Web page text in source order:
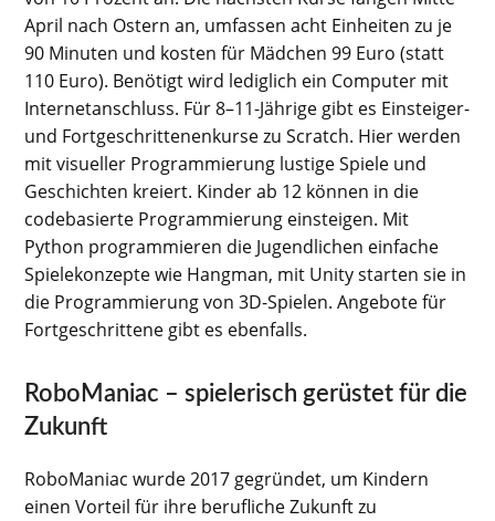
April nach Ostern an, umfassen acht Einheiten zu je
90 Minuten und kosten für Mädchen 99 Euro (statt
110 Euro). Benötigt wird lediglich ein Computer mit
Internetanschluss. Für 8–11-Jährige gibt es Einsteiger-
und Fortgeschrittenenkurse zu Scratch. Hier werden
mit visueller Programmierung lustige Spiele und
Geschichten kreiert. Kinder ab 12 können in die
codebasierte Programmierung einsteigen. Mit
Python programmieren die Jugendlichen einfache
Spielekonzepte wie Hangman, mit Unity starten sie in
die Programmierung von 3D-Spielen. Angebote für
Fortgeschrittene gibt es ebenfalls.
RoboManiac – spielerisch gerüstet für die
Zukunft
RoboManiac wurde 2017 gegründet, um Kindern
einen Vorteil für ihre berufliche Zukunft zu